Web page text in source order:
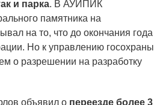
и парка. В АУИПИК
памятника на
на то, что до окончания года
Но к управлению госохраны
о разрешении на разработку
объявил о переезде более 3